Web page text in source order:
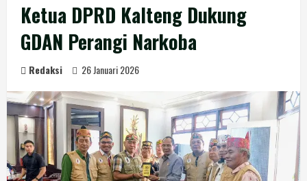
Ketua DPRD Kalteng Dukung
GDAN Perangi Narkoba
Redaksi 26 Januari 2026